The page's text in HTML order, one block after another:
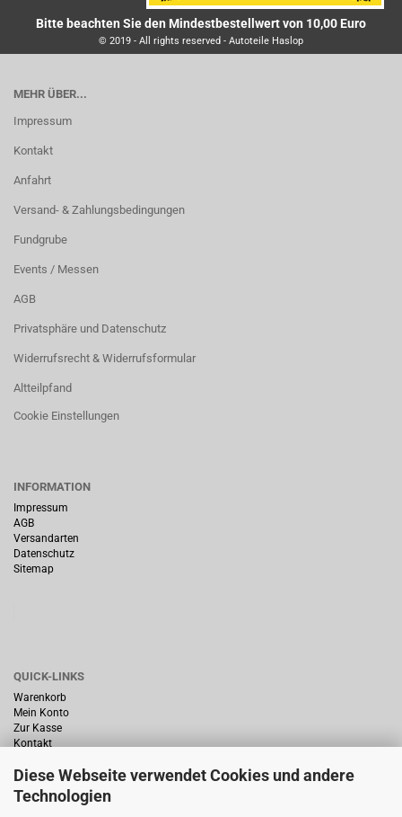
Diese Webseite verwendet Cookies und andere
Technologien
Bitte beachten Sie den Mindestbestellwert von 10,00 Euro
© 2019 - All rights reserved - Autoteile Haslop
MEHR ÜBER...
Impressum
Kontakt
Anfahrt
Versand- & Zahlungsbedingungen
Fundgrube
Events / Messen
AGB
Privatsphäre und Datenschutz
Widerrufsrecht & Widerrufsformular
Altteilpfand
Cookie Einstellungen
INFORMATION
Impressum
AGB
Versandarten
Datenschutz
Sitemap
QUICK-LINKS
Warenkorb
Mein Konto
Zur Kasse
Kontakt